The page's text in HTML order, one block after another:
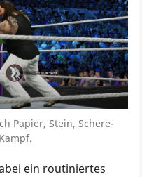
Papier, Stein, Schere-
ein routiniertes